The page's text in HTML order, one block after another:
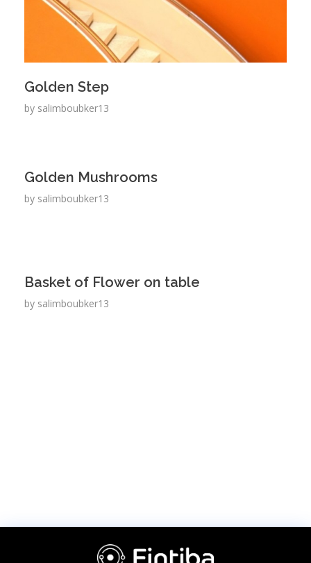
Golden Step
by salimboubker13
Golden Mushrooms
by salimboubker13
Basket of Flower on table
by salimboubker13